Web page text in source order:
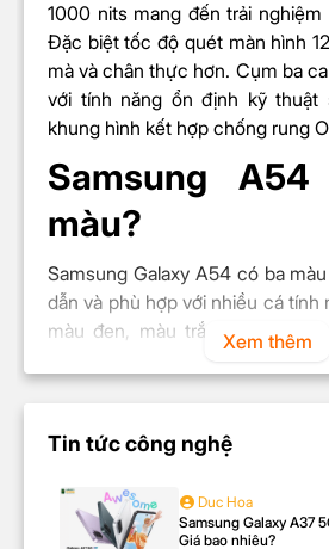
Camera sau
Độ phân giải
camera
Chính 50
MP
Tính năng
Zoom kỹ
Tự động lấy
Siêu cận
Quay video
Quay
Chống
Chống
Quay video
4K@30fps
1000 nits mang đến trải nghiệm
Đặc biệt tốc độ quét màn hình
mà và chân thực hơn. Cụm ba
với tính năng ổn định kỹ
khung hình kết hợp chống rung
Samsung
màu?
Samsung Galaxy A54 có ba
dẫn và phù hợp với nhiều cá tính
màu đen, màu trắng, màu
sự bí ẩn. Màu tím liên quan đến
thiên nhiên, sự hòa hợp và sự
đều có sự cá tính riêng biệt và
của mọi người.
Xem thêm
Tin tức công nghệ
Duc Hoa
Samsung Galaxy A37
Giá bao nhiêu?